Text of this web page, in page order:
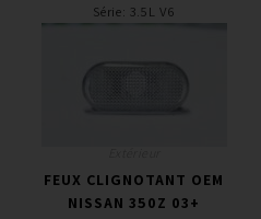
Série: 3.5L V6
FEUX CLIGNOTANT OEM
NISSAN 350Z 03+